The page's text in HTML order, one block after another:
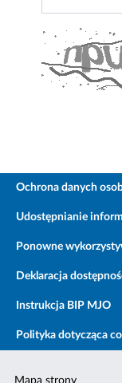
Ochrona danych
Udostępnianie
Ponowne
Deklaracja
Instrukcja BIP MJO
Polityka dotycząca